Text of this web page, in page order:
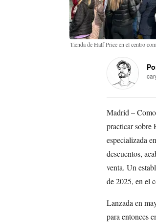
Tienda de Half Price en el centro
Madrid –
practicar sobre
especializada
descuentos,
venta. Un
de 2025, en el
Lanzada en
para entonces